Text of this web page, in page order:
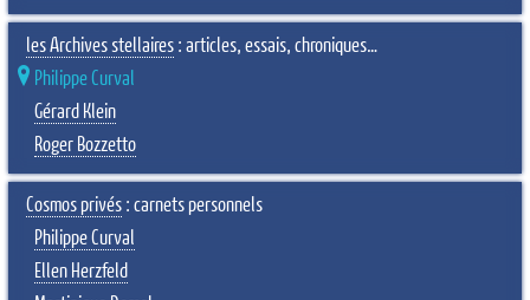
les Archives stellaires : articles, essais, chroniques…
Philippe Curval
Gérard Klein
Roger Bozzetto
Cosmos privés : carnets personnels
Philippe Curval
Ellen Herzfeld